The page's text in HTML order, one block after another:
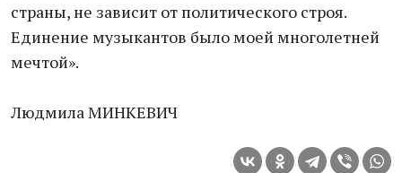
страны, не зависит от политического строя.
Единение музыкантов было моей многолетней
мечтой».
Людмила МИНКЕВИЧ